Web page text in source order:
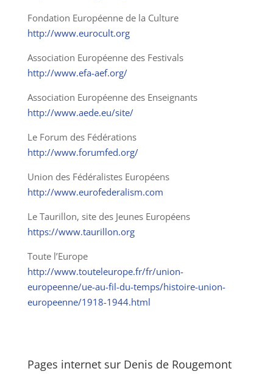
Fondation Européenne de la Culture
http://www.eurocult.org
Association Européenne des Festivals
http://www.efa-aef.org/
Association Européenne des Enseignants
http://www.aede.eu/site/
Le Forum des Fédérations
http://www.forumfed.org/
Union des Fédéralistes Européens
http://www.eurofederalism.com
Le Taurillon, site des Jeunes Européens
https://www.taurillon.org
Toute l’Europe
http://www.touteleurope.fr/fr/union-
europeenne/ue-au-fil-du-temps/histoire-union-
europeenne/1918-1944.html
Pages internet sur Denis de Rougemont